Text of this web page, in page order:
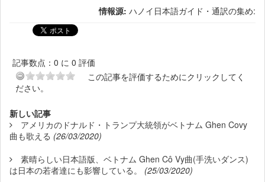
情報源: ハノイ日本語ガイド・通訳の集め:
記事数点：0 に 0 評価
この記事を評価するためにクリックしてく
ださい。
新しい記事
アメリカのドナルド・トランプ大統領がベトナム Ghen Covy
曲も歌える (26/03/2020)
素晴らしい日本語版、ベトナム Ghen Cô Vy曲(手洗いダンス)
は日本の若者達にも影響している。
(25/03/2020)